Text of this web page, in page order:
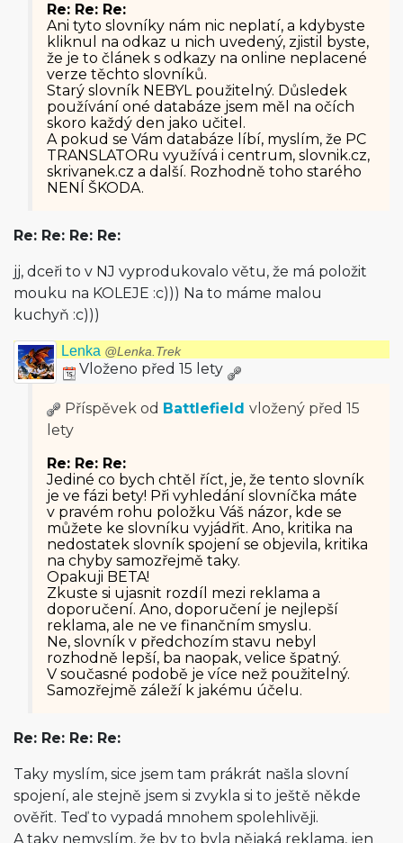
Re: Re: Re:
Ani tyto slovníky nám nic neplatí, a kdybyste
kliknul na odkaz u nich uvedený, zjistil byste,
že je to článek s odkazy na online neplacené
verze těchto slovníků.
Starý slovník NEBYL použitelný. Důsledek
používání oné databáze jsem měl na očích
skoro každý den jako učitel.
A pokud se Vám databáze líbí, myslím, že PC
TRANSLATORu využívá i centrum, slovnik.cz,
skrivanek.cz a další. Rozhodně toho starého
NENÍ ŠKODA.
Re: Re: Re: Re:
jj, dceři to v NJ vyprodukovalo větu, že má položit
mouku na KOLEJE :c))) Na to máme malou
kuchyň :c)))
Lenka @Lenka.Trek
Vloženo před 15 lety
Příspěvek od Battlefield vložený před 15
lety
Re: Re: Re:
Jediné co bych chtěl říct, je, že tento slovník
je ve fázi bety! Při vyhledání slovníčka máte
v pravém rohu položku Váš názor, kde se
můžete ke slovníku vyjádřit. Ano, kritika na
nedostatek slovník spojení se objevila, kritika
na chyby samozřejmě taky.
Opakuji BETA!
Zkuste si ujasnit rozdíl mezi reklama a
doporučení. Ano, doporučení je nejlepší
reklama, ale ne ve finančním smyslu.
Ne, slovník v předchozím stavu nebyl
rozhodně lepší, ba naopak, velice špatný.
V současné podobě je více než použitelný.
Samozřejmě záleží k jakému účelu.
Re: Re: Re: Re:
Taky myslím, sice jsem tam prákrát našla slovní
spojení, ale stejně jsem si zvykla si to ještě někde
ověřit. Teď to vypadá mnohem spolehlivěji.
A taky nemyslím, že by to byla nějaká reklama, jen